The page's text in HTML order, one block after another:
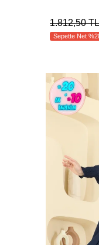
1.812,50 TL
Sepette Net